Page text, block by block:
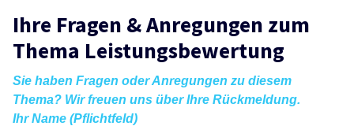
Ihre Fragen & Anregungen zum
Thema Leistungsbewertung
Sie haben Fragen oder Anregungen zu diesem
Thema? Wir freuen uns über Ihre Rückmeldung.
Ihr Name (Pflichtfeld)